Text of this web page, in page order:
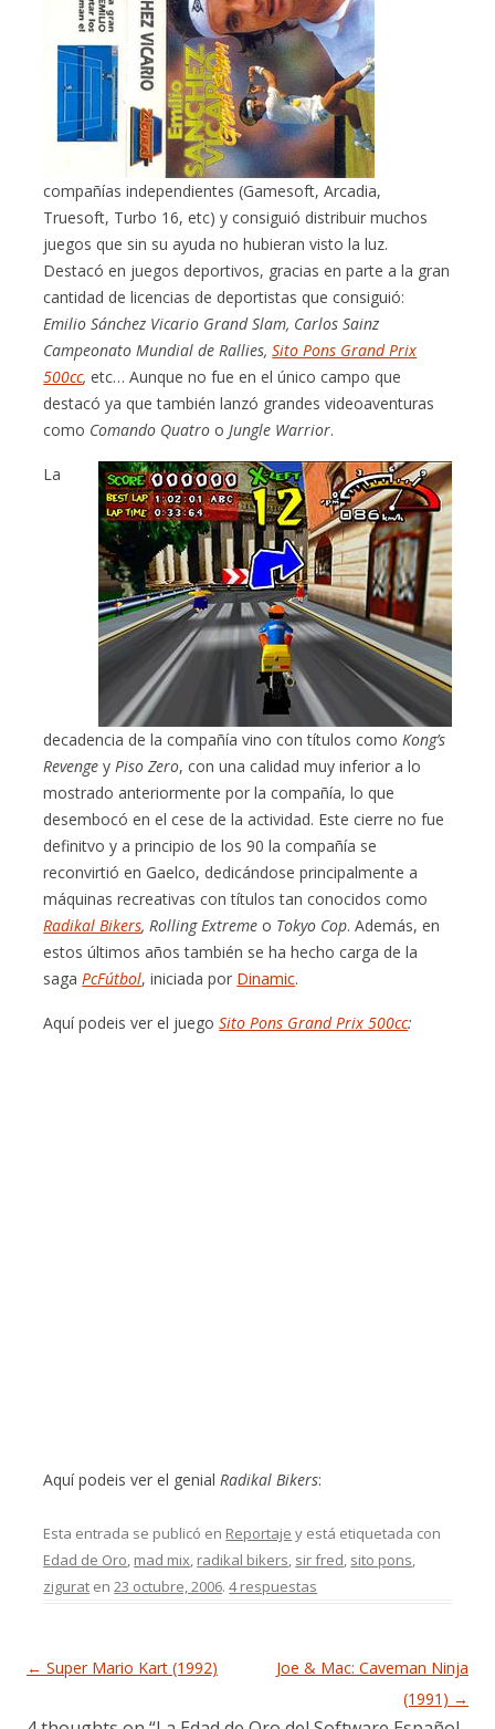
compañías independientes (Gamesoft, Arcadia,
Truesoft, Turbo 16, etc) y consiguió distribuir muchos
juegos que sin su ayuda no hubieran visto la luz.
Destacó en juegos deportivos, gracias en parte a la gran
cantidad de licencias de deportistas que consiguió:
Emilio Sánchez Vicario Grand Slam, Carlos Sainz
Campeonato Mundial de Rallies,Sito Pons Grand Prix
500cc, etc… Aunque no fue en el único campo que
destacó ya que también lanzó grandes videoaventuras
como Comando Quatro o Jungle Warrior.
La
decadencia de la compañía vino con títulos como Kong’s
Revengey Piso Zero, con una calidad muy inferior a lo
mostrado anteriormente por la compañía, lo que
desembocó en el cese de la actividad. Este cierre no fue
definitvo y a principio de los 90 la compañía se
reconvirtió en Gaelco, dedicándose principalmente a
máquinas recreativas con títulos tan conocidos como
Radikal Bikers, Rolling Extremeo Tokyo Cop. Además, en
estos últimos años también se ha hecho carga de la
saga PcFútbol, iniciada por Dinamic.
Aquí podeis ver el juegoSito Pons Grand Prix 500cc:
Aquí podeis ver el genial Radikal Bikers:
Esta entrada se publicó en Reportaje y está etiquetada con
Edad de Oro, mad mix, radikal bikers, sir fred, sito pons,
zigurat en23 octubre, 2006.4 respuestas
Navegación de entradas
← Super Mario Kart (1992)
Joe & Mac: Caveman Ninja
(1991) →